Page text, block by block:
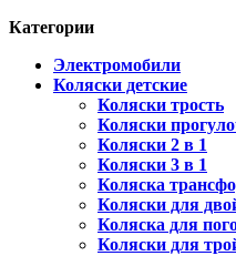
Категории
Электромобили
Коляски детские
Коляски трость
Коляски
Коляски 2 в 1
Коляски 3 в 1
Коляска
Коляски для
Коляска для
Коляски для